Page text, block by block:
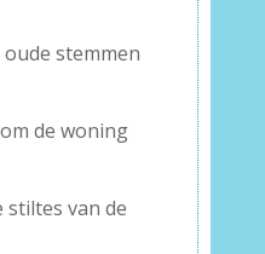
stemmen
de woning
van de